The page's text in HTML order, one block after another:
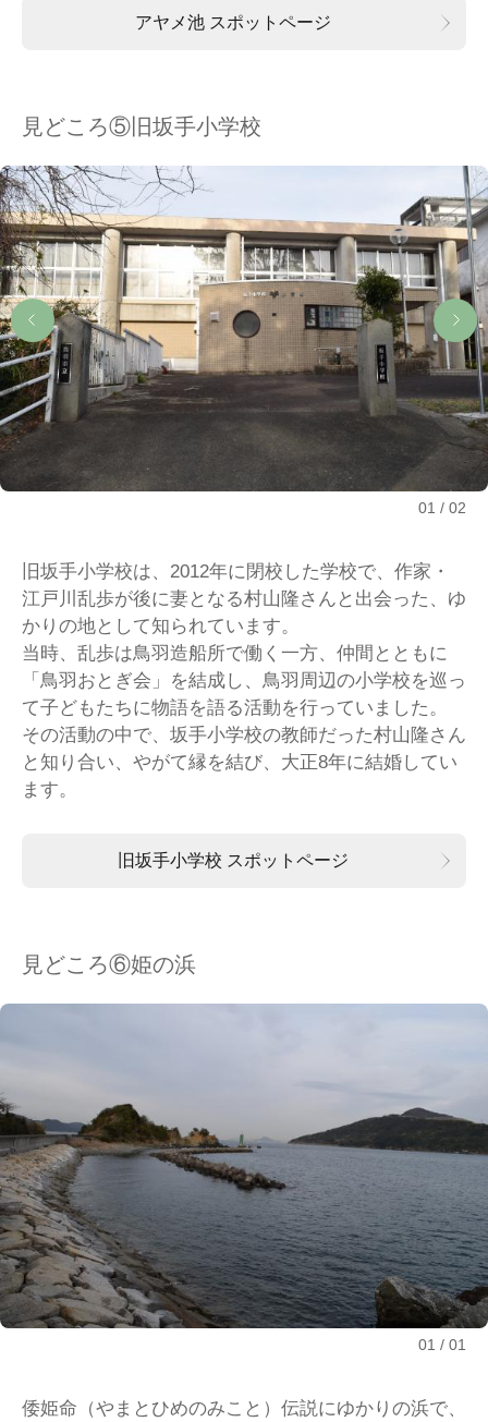
アヤメ池 スポットページ
見どころ⑤旧坂手小学校
01 02
旧坂手小学校は、2012年に閉校した学校で、作家・
江戸川乱歩が後に妻となる村山隆さんと出会った、ゆ
かりの地として知られています。
当時、乱歩は鳥羽造船所で働く一方、仲間とともに
「鳥羽おとぎ会」を結成し、鳥羽周辺の小学校を巡っ
て子どもたちに物語を語る活動を行っていました。
その活動の中で、坂手小学校の教師だった村山隆さん
と知り合い、やがて縁を結び、大正8年に結婚してい
ます。
旧坂手小学校 スポットページ
見どころ⑥姫の浜
01 01
倭姫命（やまとひめのみこと）伝説にゆかりの浜で、